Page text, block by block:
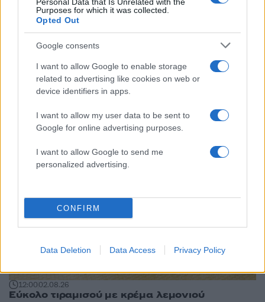
Purposes for which it was collected.
Opted Out
Google consents
I want to allow Google to enable storage
related to advertising like cookies on web or
device identifiers in apps.
I want to allow my user data to be sent to
Google for online advertising purposes.
I want to allow Google to send me
personalized advertising.
CONFIRM
Data Deletion Data Access Privacy Policy
08:00 03.08.26
Πίτσα gourmet με σύκα, κατσικίσιο τυρί και
λάδι τρούφας
12:0002.08.26
Εύκολο τιραμισού με κρέμα λεμονιού